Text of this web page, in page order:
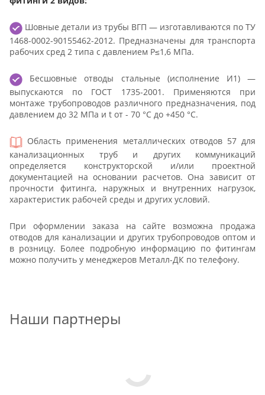
Шовные детали из трубы ВГП — изготавливаются по ТУ
1468-0002-90155462-2012. Предназначены для транспорта
рабочих сред 2 типа с давлением Р≤1,6 МПа.
Бесшовные отводы стальные (исполнение И1) —
выпускаются по ГОСТ 1735-2001. Применяются при
монтаже трубопроводов различного предназначения, под
давлением до 32 МПа и t от - 70 °С до +450 °С.
Область применения металлических отводов 57 для
канализационных труб и других коммуникаций
определяется конструкторской и/или проектной
документацией на основании расчетов. Она зависит от
прочности фитинга, наружных и внутренних нагрузок,
характеристик рабочей среды и других условий.
При оформлении заказа на сайте возможна продажа
отводов для канализации и других трубопроводов оптом и
в розницу. Более подробную информацию по фитингам
можно получить у менеджеров Металл-ДК по телефону.
Наши партнеры